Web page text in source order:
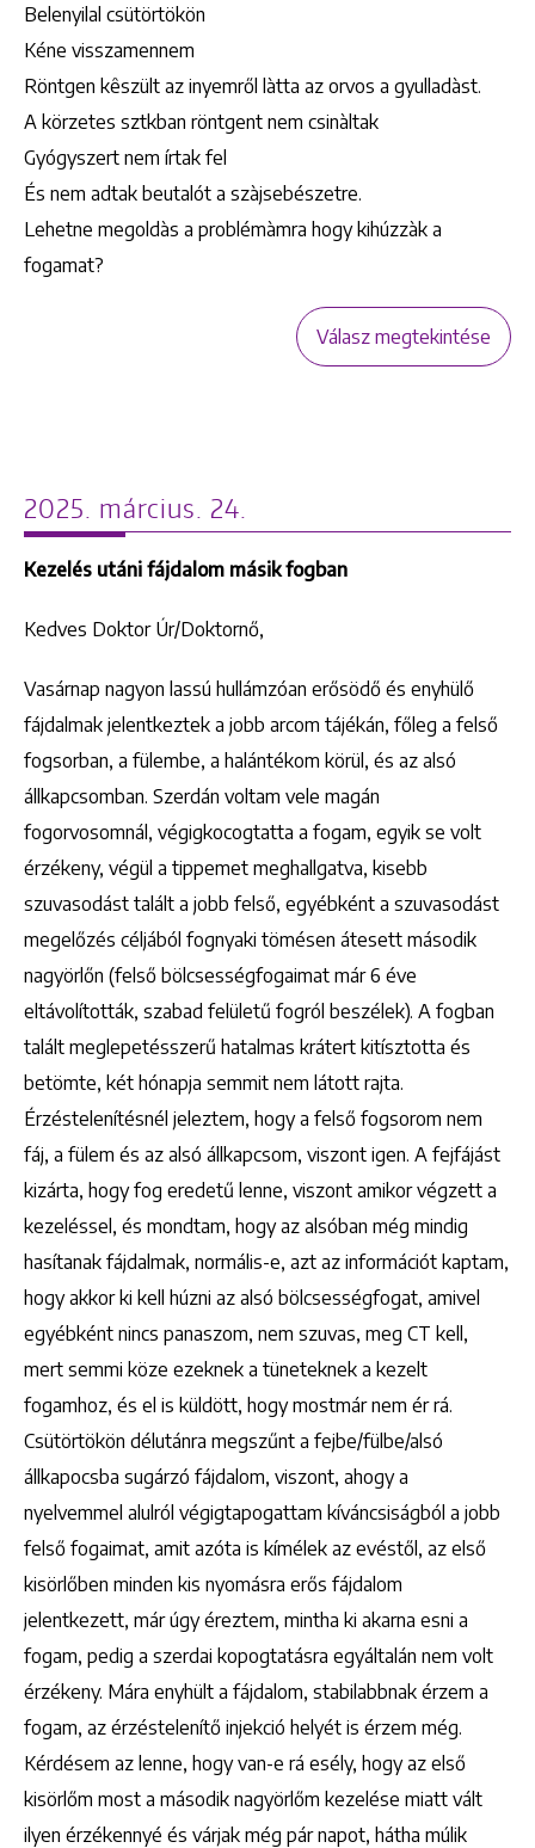
Belenyilal csütörtökön
Kéne visszamennem
Röntgen kêszült az inyemről làtta az orvos a gyulladàst.
A körzetes sztkban röntgent nem csinàltak
Gyógyszert nem írtak fel
És nem adtak beutalót a szàjsebészetre.
Lehetne megoldàs a problémàmra hogy kihúzzàk a
fogamat?
Válasz megtekintése
2025. március. 24.
Kezelés utáni fájdalom másik fogban
Kedves Doktor Úr/Doktornő,
Vasárnap nagyon lassú hullámzóan erősödő és enyhülő
fájdalmak jelentkeztek a jobb arcom tájékán, főleg a felső
fogsorban, a fülembe, a halántékom körül, és az alsó
állkapcsomban. Szerdán voltam vele magán
fogorvosomnál, végigkocogtatta a fogam, egyik se volt
érzékeny, végül a tippemet meghallgatva, kisebb
szuvasodást talált a jobb felső, egyébként a szuvasodást
megelőzés céljából fognyaki tömésen átesett második
nagyörlőn (felső bölcsességfogaimat már 6 éve
eltávolították, szabad felületű fogról beszélek). A fogban
talált meglepetésszerű hatalmas krátert kitísztotta és
betömte, két hónapja semmit nem látott rajta.
Érzéstelenítésnél jeleztem, hogy a felső fogsorom nem
fáj, a fülem és az alsó állkapcsom, viszont igen. A fejfájást
kizárta, hogy fog eredetű lenne, viszont amikor végzett a
kezeléssel, és mondtam, hogy az alsóban még mindig
hasítanak fájdalmak, normális-e, azt az információt kaptam,
hogy akkor ki kell húzni az alsó bölcsességfogat, amivel
egyébként nincs panaszom, nem szuvas, meg CT kell,
mert semmi köze ezeknek a tüneteknek a kezelt
fogamhoz, és el is küldött, hogy mostmár nem ér rá.
Csütörtökön délutánra megszűnt a fejbe/fülbe/alsó
állkapocsba sugárzó fájdalom, viszont, ahogy a
nyelvemmel alulról végigtapogattam kíváncsiságból a jobb
felső fogaimat, amit azóta is kímélek az evéstől, az első
kisörlőben minden kis nyomásra erős fájdalom
jelentkezett, már úgy éreztem, mintha ki akarna esni a
fogam, pedig a szerdai kopogtatásra egyáltalán nem volt
érzékeny. Mára enyhült a fájdalom, stabilabbnak érzem a
fogam, az érzéstelenítő injekció helyét is érzem még.
Kérdésem az lenne, hogy van-e rá esély, hogy az első
kisörlőm most a második nagyörlőm kezelése miatt vált
ilyen érzékennyé és várjak még pár napot, hátha múlik